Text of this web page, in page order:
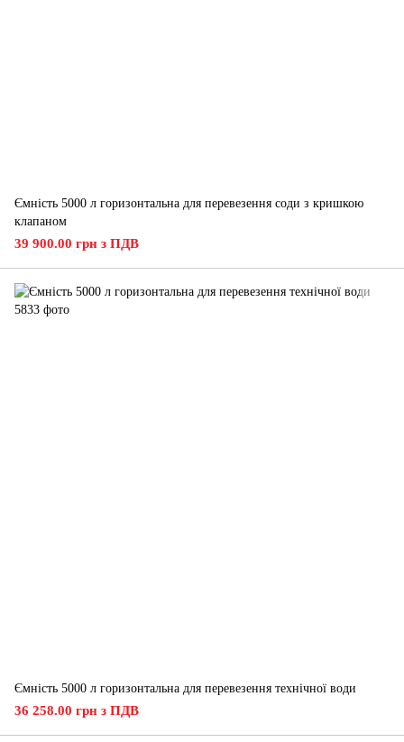
Ємність 5000 л горизонтальна для перевезення соди з кришкою
клапаном
39 900.00 грн з ПДВ
Ємність 5000 л горизонтальна для перевезення технічної води
36 258.00 грн з ПДВ